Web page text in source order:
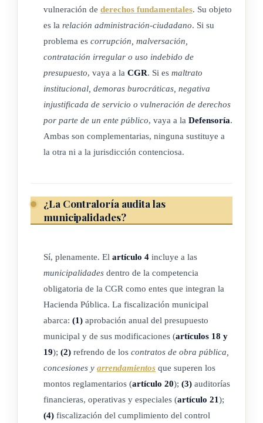
vía ejecutiva, con base en la resolución certificada de la
Contraloría General de la República, a que se refiere el
artículo 76 de esta Ley.
Los servidores de los sujetos pasivos concedentes de los
beneficios, a que se refiere este artículo, serán responsables
por conducta indebida, dolosa o gravemente culposa, en el
ejercicio de los controles tendientes a garantizar el
cumplimiento del fin asignado al beneficio concedido.
Hacienda Pública.
públicos, las potestades para percibir, administrar, custodiar,
conservar, manejar, gastar e invertir tales fondos y las normas
jurídicas, administrativas y financieras, relativas al proceso
presupuestario, la contratación administrativa, el control
interno y externo y la responsabilidad de los funcionarios
públicos.
Respecto a los entes públicos no estatales, las sociedades con
participación minoritaria del sector público o las entidades
privadas, únicamente formarán parte de la Hacienda Pública
los recursos que administren o dispongan, por cualquier
vulneración de derechos fundamentales. Su objeto
es la relación administración-ciudadano. Si su
problema es corrupción, malversación,
contratación irregular o uso indebido de
presupuesto, vaya a la CGR. Si es maltrato
institucional, demoras burocráticas, negativa
injustificada de servicio o vulneración de derechos
por parte de un ente público, vaya a la Defensoría.
Ambas son complementarias, ninguna sustituye a
la otra ni a la jurisdicción contenciosa.
¿La Contraloría audita las
municipalidades?
Sí, plenamente. El artículo 4 incluye a las
municipalidades dentro de la competencia
obligatoria de la CGR como entes que integran la
Hacienda Pública. La fiscalización municipal
abarca: (1) aprobación anual del presupuesto
municipal y de sus modificaciones (artículos 18 y
19); (2) refrendo de los contratos de obra pública,
concesiones y arrendamientos que superen los
montos reglamentarios (artículo 20); (3) auditorías
financieras, operativas y especiales (artículo 21);
(4) fiscalización del cumplimiento del control